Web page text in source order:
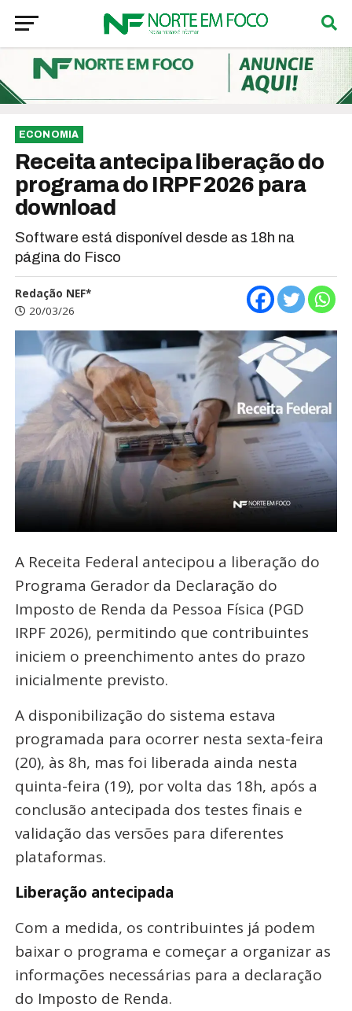
ECONOMIA
Receita antecipa liberação do
programa do IRPF 2026 para
download
Software está disponível desde as 18h na
página do Fisco
Redação NEF*
20/03/26
A Receita Federal antecipou a liberação do
Programa Gerador da Declaração do
Imposto de Renda da Pessoa Física (PGD
IRPF 2026), permitindo que contribuintes
iniciem o preenchimento antes do prazo
inicialmente previsto.
A disponibilização do sistema estava
programada para ocorrer nesta sexta-feira
(20), às 8h, mas foi liberada ainda nesta
quinta-feira (19), por volta das 18h, após a
conclusão antecipada dos testes finais e
validação das versões para diferentes
plataformas.
Liberação antecipada
Com a medida, os contribuintes já podem
baixar o programa e começar a organizar as
informações necessárias para a declaração
do Imposto de Renda.